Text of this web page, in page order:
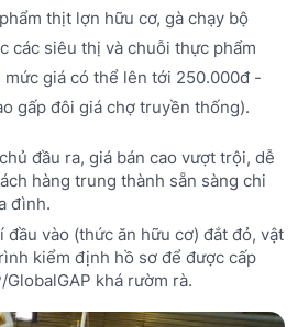
thịt lợn hữu cơ, gà chạy bộ
các siêu thị và chuỗi thực phẩm
giá có thể lên tới 250.000đ -
gấp đôi giá chợ truyền thống).
đầu ra, giá bán cao vượt trội, dễ
hàng trung thành sẵn sàng chi
đình.
vào (thức ăn hữu cơ) đắt đỏ, vật
kiểm định hồ sơ để được cấp
khá rườm rà.